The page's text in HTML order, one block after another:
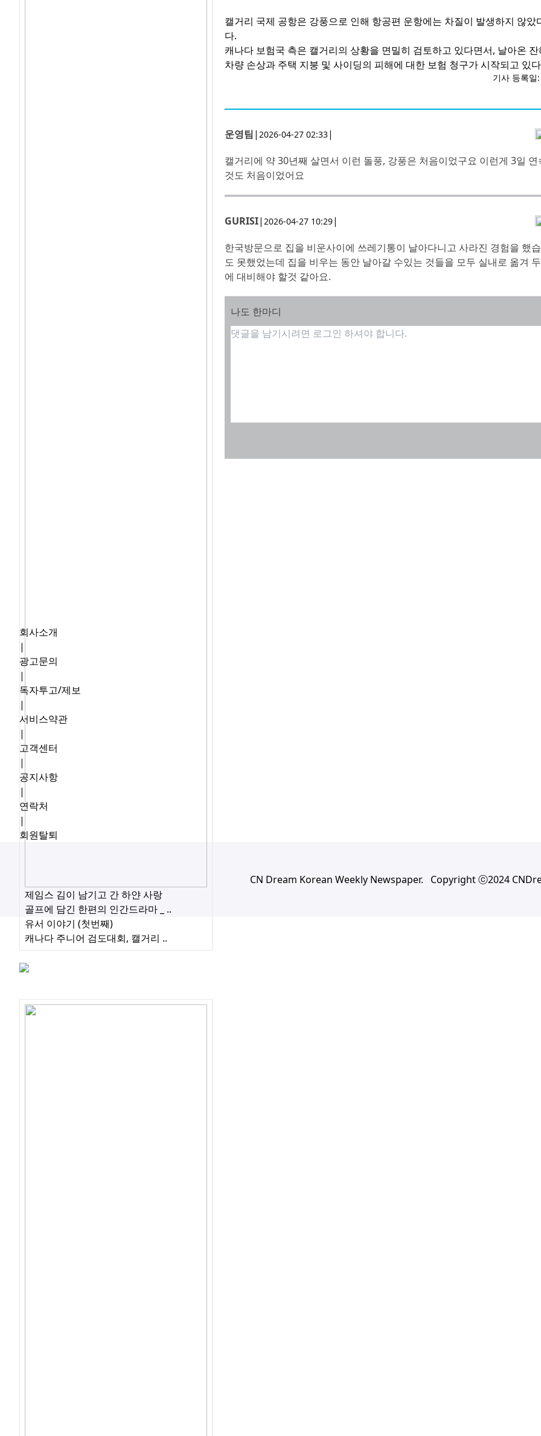
제임스 김이 남기고 간 하얀 사랑
골프에 담긴 한편의 인간드라마 _ ..
유서 이야기 (첫번째)
캐나다 주니어 검도대회, 캘거리 ..
캘거리 국제 공항은 강풍으로 인해 항공편 운항에는 차질이 발생하지 않았
다.
캐나다 보험국 측은 캘거리의 상황을 면밀히 검토하고 있다면서, 날아온
차량 손상과 주택 지붕 및 사이딩의 피해에 대한 보험 청구가 시작되고 있
기사 등록
운영팀| 2026-04-27 02:33|
캘거리에 약 30년째 살면서 이런 돌풍, 강풍은 처음이었구요 이런게 3일
것도 처음이었어요
GURISI| 2026-04-27 10:29|
한국방문으로 집을 비운사이에 쓰레기통이 날아다니고 사라진 경험을 했
도 못했었는데 집을 비우는 동안 날아갈 수있는 것들을 모두 실내로 옮겨
에 대비해야 할것 같아요.
나도 한마디
회사소개
|
광고문의
|
독자투고/제보
|
서비스약관
|
고객센터
|
공지사항
|
연락처
|
회원탈퇴
CN Dream Korean Weekly Newspaper. Copyright ⓒ2024